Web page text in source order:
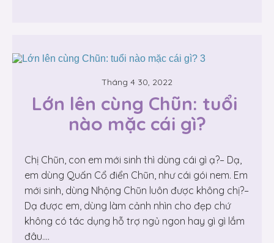
Tháng 4 30, 2022
Lớn lên cùng Chũn: tuổi
nào mặc cái gì?
Chị Chũn, con em mới sinh thì dùng cái gì ạ?– Dạ,
em dùng Quấn Cổ điển Chũn, như cái gói nem. Em
mới sinh, dùng Nhộng Chũn luôn được không chị?–
Dạ được em, dùng làm cảnh nhìn cho đẹp chứ
không có tác dụng hỗ trợ ngủ ngon hay gì gì lắm
đâu....